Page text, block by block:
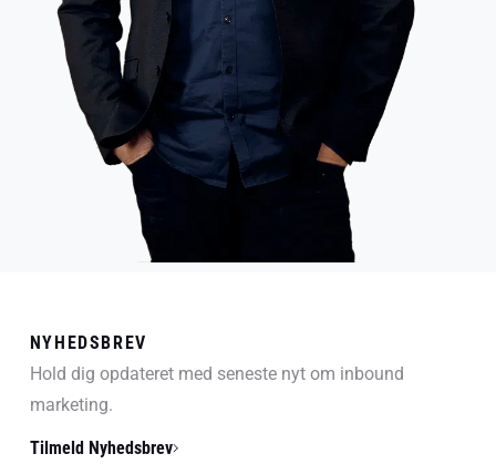
NYHEDSBREV
Hold dig opdateret med seneste nyt om inbound
marketing.
Tilmeld Nyhedsbrev